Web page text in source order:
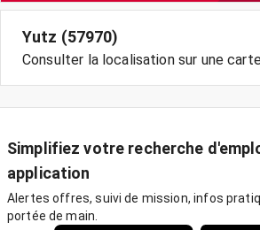
Yutz (57970)
Consulter la localisation sur une
Simplifiez votre recherche
application
Alertes offres, suivi de mission, infos
portée de main.